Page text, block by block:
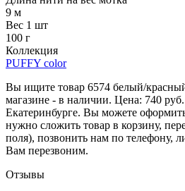
9 м
Вес 1 шт
100 г
Коллекция
PUFFY color
Вы ищите товар 6574 белый/
магазине - в наличии. Цена: 740 руб.
Екатеринбурге. Вы можете оформить
нужно сложить товар в корзину,
поля), позвонить нам по телефону,
Вам перезвоним.
Отзывы